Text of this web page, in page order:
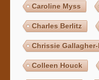
Caroline Myss
Charles Berlitz
Chrissie
Colleen Houck